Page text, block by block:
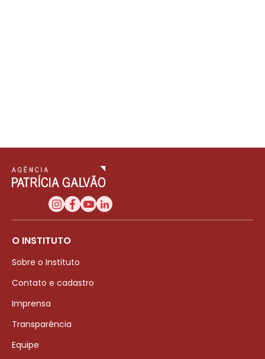
O INSTITUTO
Sobre o Instituto
Contato e cadastro
Imprensa
Transparência
Equipe